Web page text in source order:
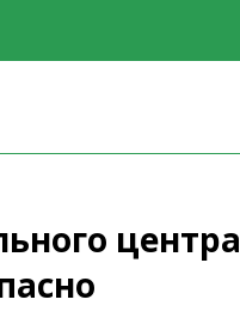
центра